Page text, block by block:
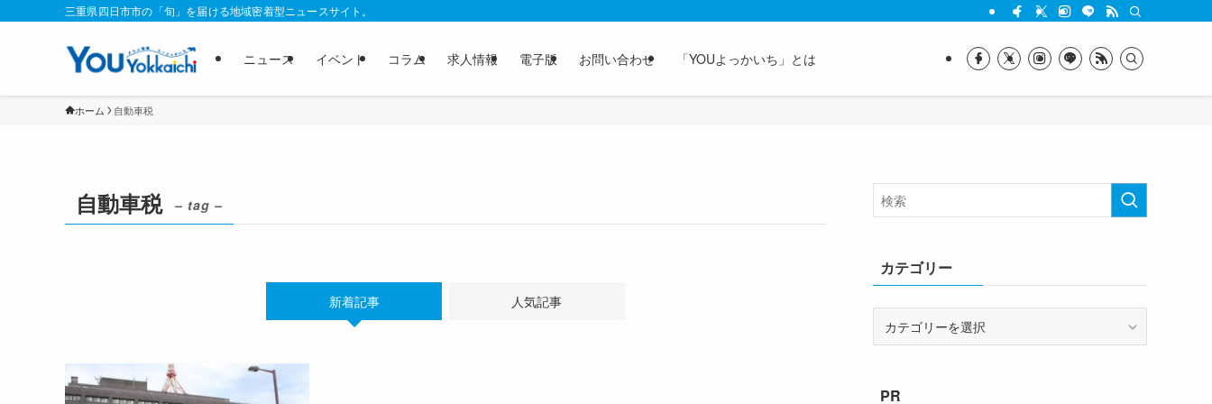
三重県四日市市の「旬」を届ける地域密着型ニュースサイト。
ニュース イベント コラム 求人情報 電子版 お問い合わせ 「YOUよっかいち」とは
ホーム 自動車税
自動車税 – tag –
新着記事 人気記事
カテゴリー
ーPR